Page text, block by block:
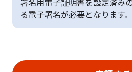
る電子署名が必要となります。